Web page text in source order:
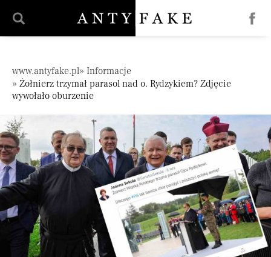
Pomiń nawigację
www.antyfake.pl
Informacje
Żołnierz trzymał parasol nad o. Rydzykiem? Zdjęcie
wywołało oburzenie